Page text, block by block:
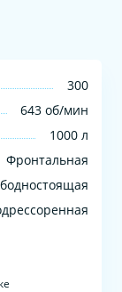
300
643 об/мин
1000 л
Фронтальная